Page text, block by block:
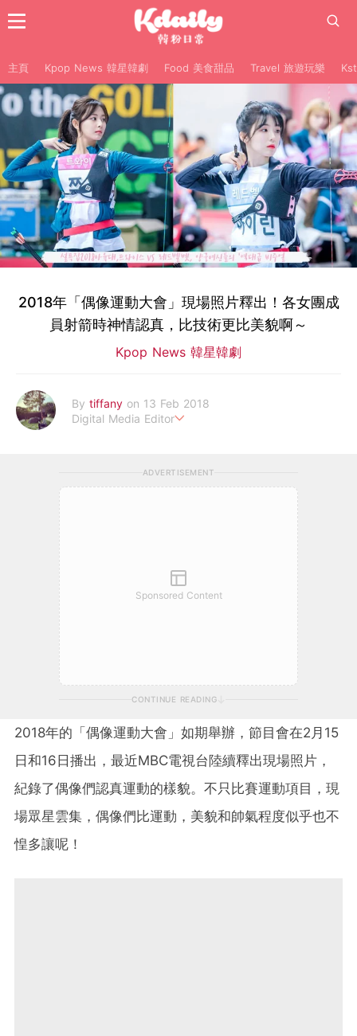
主頁 Kpop News 韓星韓劇 Food 美食甜品 Travel 旅遊玩樂
2018年「偶像運動大會」現場照片釋出！各女團成
員射箭時神情認真，比技術更比美貌啊～
Kpop News 韓星韓劇
By tiffany on 13 Feb 2018
Digital Media Editor
ADVERTISEMENT
Sponsored Content
CONTINUE READING
2018年的「偶像運動大會」如期舉辦，節目會在2月15
日和16日播出，最近MBC電視台陸續釋出現場照片，
紀錄了偶像們認真運動的樣貌。不只比賽運動項目，現
場眾星雲集，偶像們比運動，美貌和帥氣程度似乎也不
惶多讓呢！